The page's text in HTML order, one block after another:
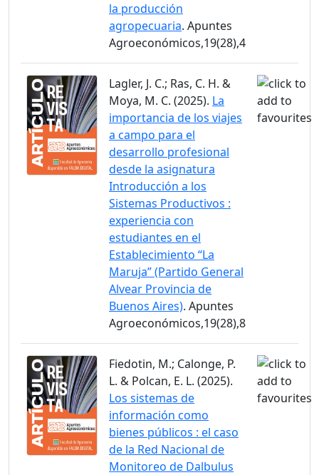
la producción
agropecuaria. Apuntes
Agroeconómicos,19(28),4
Lagler, J. C.; Ras, C. H. &
Moya, M. C. (2025). La
importancia de los viajes
a campo para el
desarrollo profesional
desde la asignatura
Introducción a los
Sistemas Productivos :
experiencia con
estudiantes en el
Establecimiento “La
Maruja” (Partido General
Alvear Provincia de
Buenos Aires). Apuntes
Agroeconómicos,19(28),8
Fiedotin, M.; Calonge, P.
L. & Polcan, E. L. (2025).
Los sistemas de
información como
bienes públicos : el caso
de la Red Nacional de
Monitoreo de Dalbulus